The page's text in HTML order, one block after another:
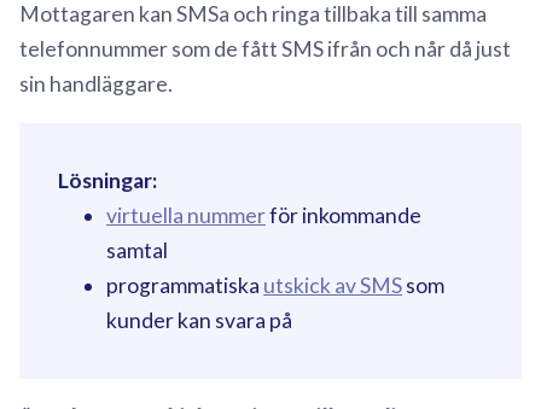
Mottagaren kan SMSa och ringa tillbaka till samma
telefonnummer som de fått SMS ifrån och når då just
sin handläggare.
Lösningar:
virtuella nummerför inkommande
samtal
programmatiska utskick av SMSsom
kunder kan svara på